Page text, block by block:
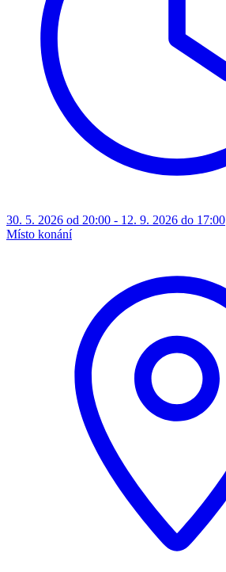
30. 5. 2026 od 20:00 - 12. 9. 2026 do 17:00
Místo konání